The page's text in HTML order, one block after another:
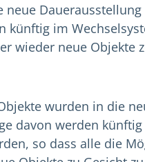
neue
künftig im
wieder neue Objekte
wurden in die
davon werden
so dass alle die